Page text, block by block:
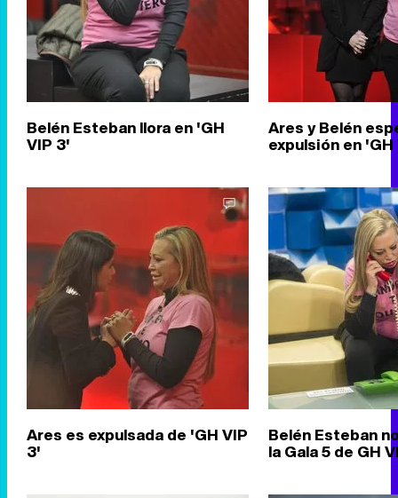
Belén Esteban llora en 'GH
VIP 3'
Ares y Belén
expulsión en 'GH
Ares es expulsada de 'GH VIP
3'
Belén Esteban
la Gala 5 de GH